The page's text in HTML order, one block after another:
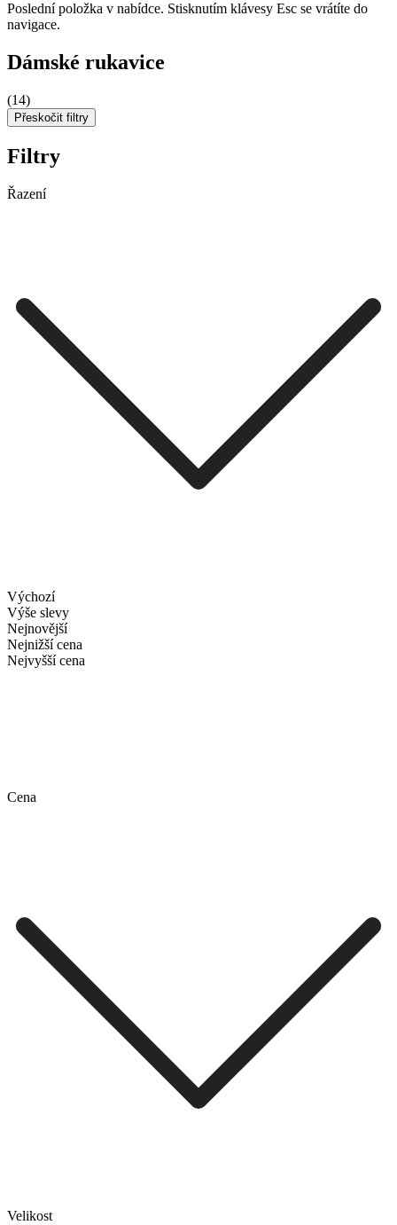
Poslední položka v nabídce. Stisknutím klávesy Esc se vrátíte do
navigace.
Dámské rukavice
(14)
Přeskočit filtry
Filtry
Řazení
Výchozí
Výše slevy
Nejnovější
Nejnižší cena
Nejvyšší cena
Cena
Velikost